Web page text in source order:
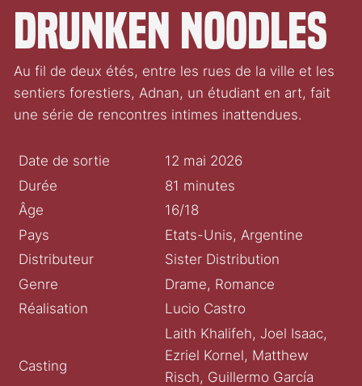
Drunken Noodles
Au fil de deux étés, entre les rues de la ville et les
sentiers forestiers, Adnan, un étudiant en art, fait
une série de rencontres intimes inattendues.
Date de sortie
12 mai 2026
Durée
81 minutes
Âge
16/18
Pays
Etats-Unis, Argentine
Distributeur
Sister Distribution
Genre
Drame, Romance
Réalisation
Lucio Castro
Casting
Laith Khalifeh, Joel Isaac,
Ezriel Kornel, Matthew
Risch, Guillermo García